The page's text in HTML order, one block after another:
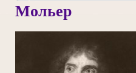
Мольер